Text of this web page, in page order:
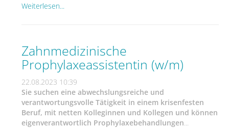
Weiterlesen...
Zahnmedizinische
Prophylaxeassistentin (w/m)
22.08.2023 10:39
Sie suchen eine abwechslungsreiche und
verantwortungsvolle Tätigkeit in einem krisenfesten
Beruf, mit netten Kolleginnen und Kollegen und können
eigenverantwortlich Prophylaxebehandlungen